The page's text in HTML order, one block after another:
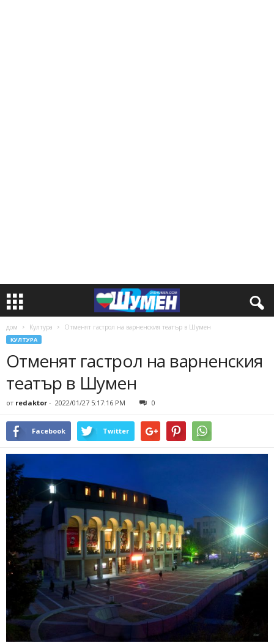
дом Култура Отменят гастрол на варненския театър в Шумен
КУЛТУРА
Отменят гастрол на варненския
театър в Шумен
от redaktor - 2022/01/27 5:17:16 PM 0
Facebook Twitter